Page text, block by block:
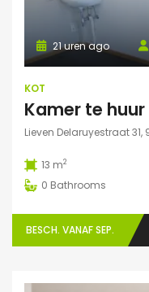
21 uren ago
KOT
Kamer te
Lieven Delaruyestraat 31,
13 m2
0 Bathrooms
BESCH. VANAF SEP.